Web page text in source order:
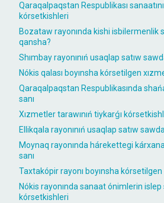
Qaraqalpaqstan Respublikası
kórsetkishleri
Bozataw rayonında kishi isbilermenlik
qansha?
Shımbay rayonınıń usaqlap satıw
Nókis qalası boyınsha kórsetilgen
Qaraqalpaqstan Respublikasında
sanı
Xızmetler tarawınıń tiykarǵı
Ellikqala rayonınıń usaqlap satıw
Moynaq rayonında hárekettegi
sanı
Taxtakópir rayonı boyınsha
Nókis rayonında sanaat ónimlerin islep
kórsetkishleri